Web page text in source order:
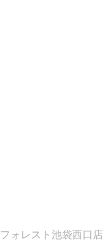
フォレスト池袋西口店